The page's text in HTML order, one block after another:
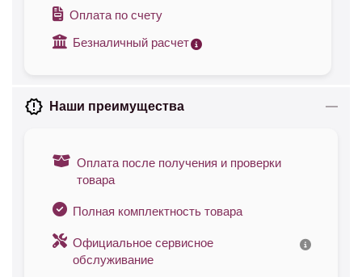
Оплата по счету
Безналичный расчет
Наши преимущества
Оплата после получения и проверки
товара
Полная комплектность товара
Официальное сервисное
обслуживание